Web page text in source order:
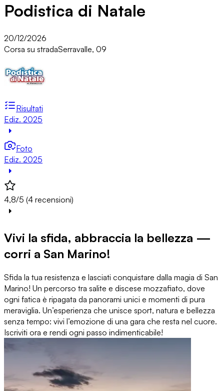
Podistica di Natale
20/12/2026
Corsa su stradaSerravalle, 09
Risultati
Ediz. 2025
Foto
Ediz. 2025
4,8/5 (4 recensioni)
Vivi la sfida, abbraccia la bellezza —
corri a San Marino!
Sfida la tua resistenza e lasciati conquistare dalla magia di San
Marino! Un percorso tra salite e discese mozzafiato, dove
ogni fatica è ripagata da panorami unici e momenti di pura
meraviglia. Un’esperienza che unisce sport, natura e bellezza
senza tempo: vivi l’emozione di una gara che resta nel cuore.
Iscriviti ora e rendi ogni passo indimenticabile!